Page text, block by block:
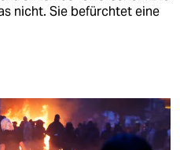
nicht. Sie befürchtet eine